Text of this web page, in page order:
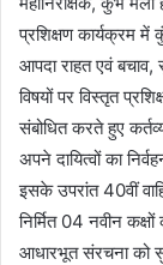
प्रशिक्षण कार्यक्रम
आपदा राहत एवं बचाव,
विषयों पर विस्तृत
संबोधित करते हुए
अपने दायित्वों का
इसके उपरांत 40वीं
निर्मित 04 नवीन
आधारभूत संरचना को